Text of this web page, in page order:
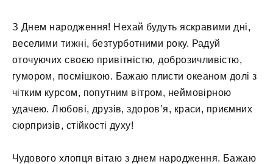
З Днем народження! Нехай будуть яскравими дні,
веселими тижні, безтурботними року. Радуй
оточуючих своєю привітністю, доброзичливістю,
гумором, посмішкою. Бажаю плисти океаном долі з
чітким курсом, попутним вітром, неймовірною
удачею. Любові, друзів, здоров’я, краси, приємних
сюрпризів, стійкості духу!
Чудового хлопця вітаю з днем ​​народження. Бажаю